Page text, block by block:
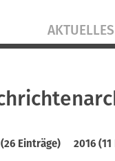
überspringen
AKTUELLES
Einträge) 2016